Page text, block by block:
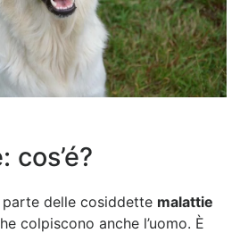
cos’é?
delle cosiddette malattie
colpiscono anche l’uomo. È